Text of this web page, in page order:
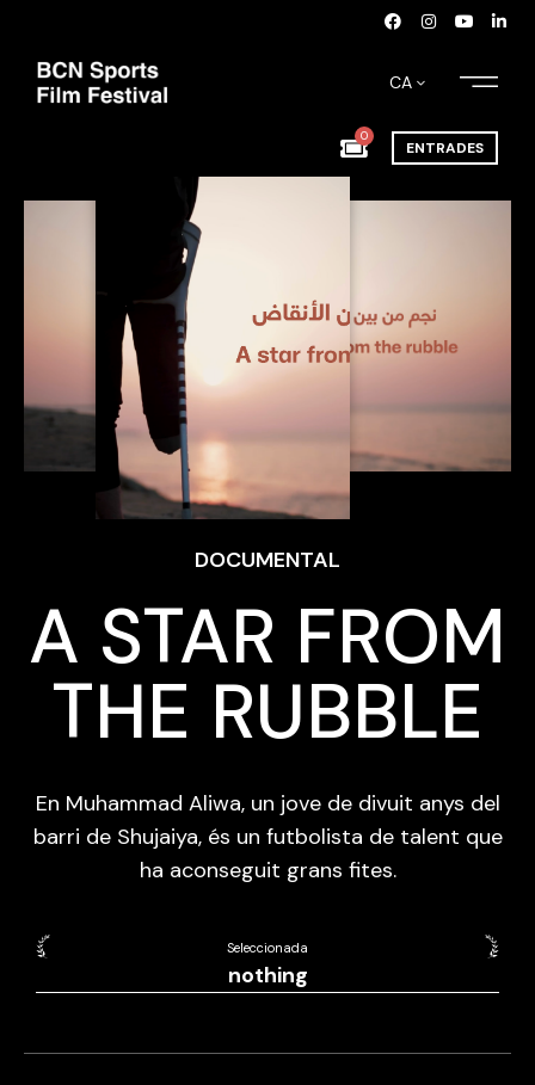
CA
0
ENTRADES
DOCUMENTAL
A STAR FROM
THE RUBBLE
En Muhammad Aliwa, un jove de divuit anys del
barri de Shujaiya, és un futbolista de talent que
ha aconseguit grans fites.
Seleccionada
nothing